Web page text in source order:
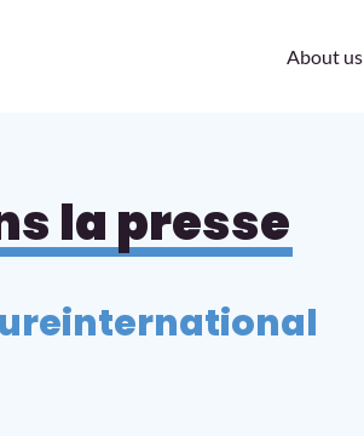
About us
la presse